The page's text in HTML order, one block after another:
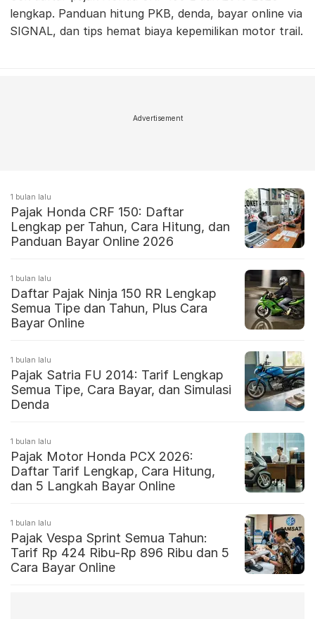
lengkap. Panduan hitung PKB, denda, bayar online via
SIGNAL, dan tips hemat biaya kepemilikan motor trail.
Advertisement
1 bulan lalu
Pajak Honda CRF 150: Daftar
Lengkap per Tahun, Cara Hitung, dan
Panduan Bayar Online 2026
1 bulan lalu
Daftar Pajak Ninja 150 RR Lengkap
Semua Tipe dan Tahun, Plus Cara
Bayar Online
1 bulan lalu
Pajak Satria FU 2014: Tarif Lengkap
Semua Tipe, Cara Bayar, dan Simulasi
Denda
1 bulan lalu
Pajak Motor Honda PCX 2026:
Daftar Tarif Lengkap, Cara Hitung,
dan 5 Langkah Bayar Online
1 bulan lalu
Pajak Vespa Sprint Semua Tahun:
Tarif Rp 424 Ribu-Rp 896 Ribu dan 5
Cara Bayar Online